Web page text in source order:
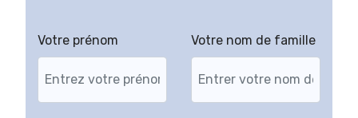
Votre prénom Votre nom de famille